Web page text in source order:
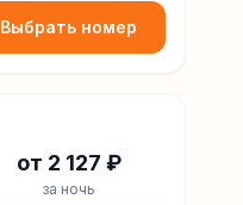
Выбрать номер
от 2 127 ₽
за ночь